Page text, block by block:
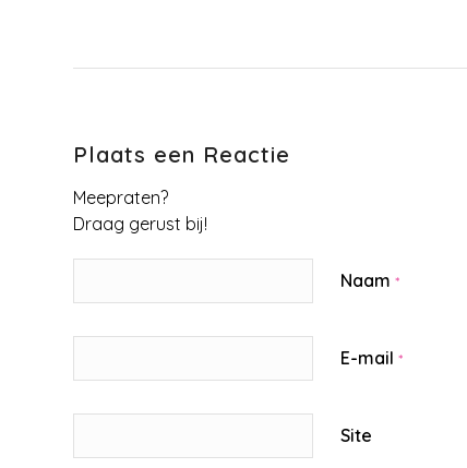
Plaats een Reactie
Meepraten?
Draag gerust bij!
Naam *
E-mail *
Site